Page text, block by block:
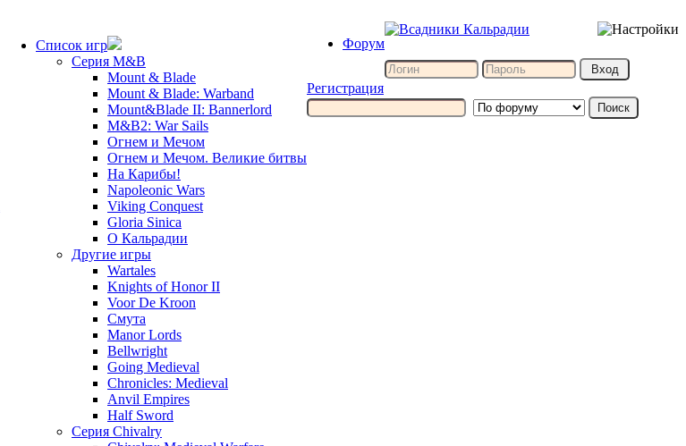
Список игр
Серия M&B
Mount & Blade
Mount & Blade: Warband
Mount&Blade II: Bannerlord
M&B2: War Sails
Огнем и Мечом
Огнем и Мечом. Великие битвы
На Карибы!
Napoleonic Wars
Viking Conquest
Gloria Sinica
О Кальрадии
Другие игры
Wartales
Knights of Honor II
Voor De Kroon
Смута
Manor Lords
Bellwright
Going Medieval
Chronicles: Medieval
Anvil Empires
Half Sword
Серия Chivalry
Форум
Регистрация